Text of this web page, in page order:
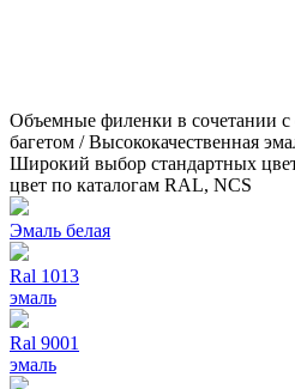
Объемные филенки в сочетании
багетом / Высококачественная
Широкий выбор стандартных
цвет по каталогам RAL, NCS
Эмаль белая
Ral 1013
эмаль
Ral 9001
эмаль